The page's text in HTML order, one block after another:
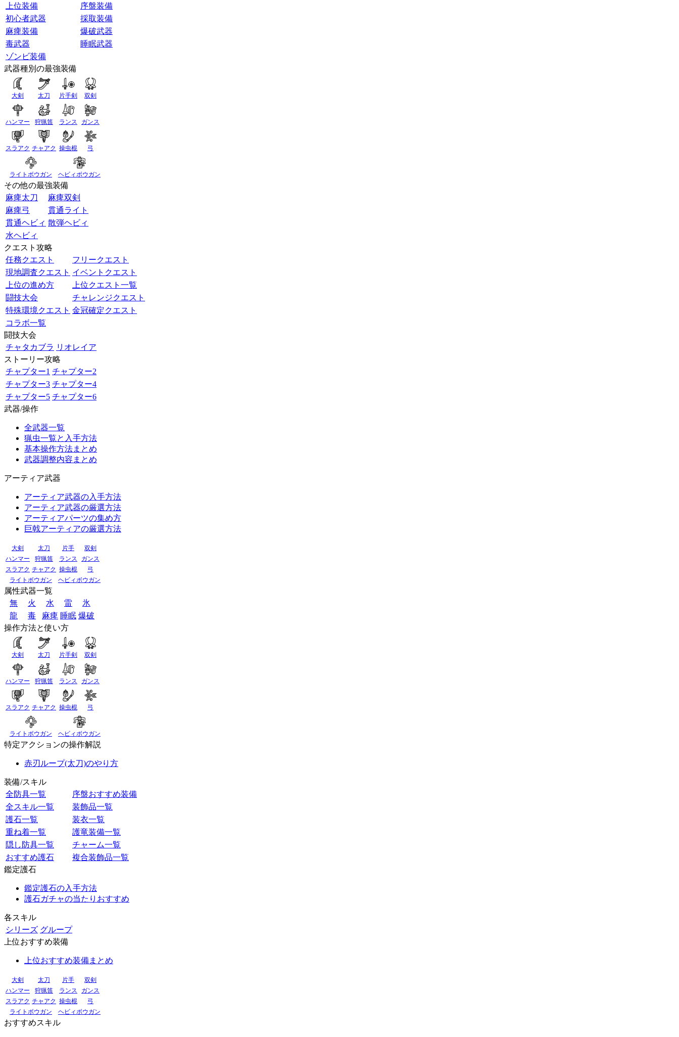
上位装備
序盤装備
初心者武器
採取装備
麻痺装備
爆破武器
毒武器
睡眠武器
ゾンビ装備
武器種別の最強装備
大剣 太刀 片手剣 双剣
ハンマー 狩猟笛 ランス ガンス
スラアク チャアク 操虫棍 弓
ライトボウガン ヘビィボウガン
その他の最強装備
麻痺太刀
麻痺双剣
麻痺弓
貫通ライト
貫通ヘビィ 散弾ヘビィ
水ヘビィ
クエスト攻略
任務クエスト
フリークエスト
現地調査クエスト イベントクエスト
上位の進め方
上位クエスト一覧
闘技大会
チャレンジクエスト
特殊環境クエスト 金冠確定クエスト
コラボ一覧
闘技大会
チャタカブラ リオレイア
ストーリー攻略
チャプター1 チャプター2
チャプター3 チャプター4
チャプター5 チャプター6
武器/操作
全武器一覧
猟虫一覧と入手方法
基本操作方法まとめ
武器調整内容まとめ
アーティア武器
アーティア武器の入手方法
アーティア武器の厳選方法
アーティアパーツの集め方
巨戟アーティアの厳選方法
大剣 太刀 片手
双剣
ハンマー
狩猟笛 ランス
ガンス
スラアク チャアク 操虫棍
弓
ライトボウガン
ヘビィボウガン
属性武器一覧
無
火 水 雷
氷
龍
毒 麻痺 睡眠 爆破
操作方法と使い方
大剣 太刀 片手剣 双剣
ハンマー 狩猟笛 ランス ガンス
スラアク チャアク 操虫棍 弓
ライトボウガン ヘビィボウガン
特定アクションの操作解説
赤刃ループ(太刀)のやり方
装備/スキル
全防具一覧
序盤おすすめ装備
全スキル一覧
装飾品一覧
護石一覧
装衣一覧
重ね着一覧
護竜装備一覧
隠し防具一覧
チャーム一覧
おすすめ護石
複合装飾品一覧
鑑定護石
鑑定護石の入手方法
護石ガチャの当たりおすすめ
各スキル
シリーズ グループ
上位おすすめ装備
上位おすすめ装備まとめ
大剣 太刀 片手
双剣
ハンマー
狩猟笛 ランス
ガンス
スラアク チャアク 操虫棍
弓
ライトボウガン
ヘビィボウガン
おすすめスキル